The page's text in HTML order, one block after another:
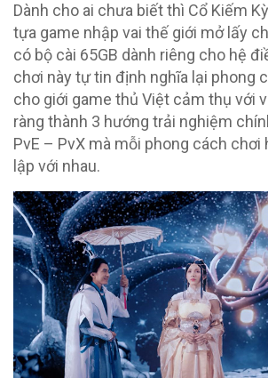
Dành cho ai chưa biết thì Cổ Kiếm
tựa game nhập vai thế giới mở lấy
có bộ cài 65GB dành riêng cho hệ
chơi này tự tin định nghĩa lại phong
cho giới game thủ Việt cảm thụ với
ràng thành 3 hướng trải nghiệm
PvE – PvX mà mỗi phong cách chơi
lập với nhau.